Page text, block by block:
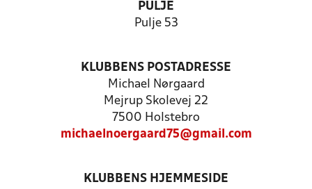
PULJE
Pulje 53
KLUBBENS POSTADRESSE
Michael Nørgaard
Mejrup Skolevej 22
7500 Holstebro
michaelnoergaard75@gmail.com
KLUBBENS HJEMMESIDE